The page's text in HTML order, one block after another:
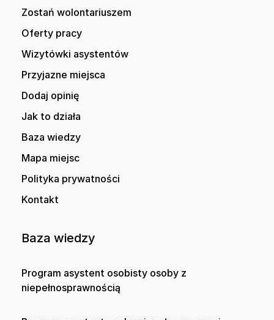
Zostań wolontariuszem
Oferty pracy
Wizytówki asystentów
Przyjazne miejsca
Dodaj opinię
Jak to działa
Baza wiedzy
Mapa miejsc
Polityka prywatności
Kontakt
Baza wiedzy
Program asystent osobisty osoby z
niepełnosprawnością